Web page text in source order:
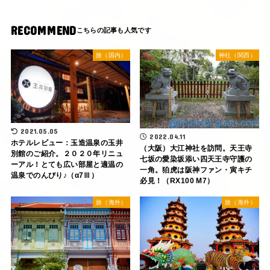
RECOMMEND
旅（国内）
2021.05.05
ホテルレビュー：玉造温泉の玉井
別館のご紹介。２０２０年リニュ
ーアル！とても広い部屋と適温の
温泉でのんびり♪（α7Ⅲ）
神社（関西）
2022.04.11
（大阪）大江神社を訪問。天王寺
七坂の愛染坂添い四天王寺守護の
一角。狛虎は阪神ファン・寅キチ
必見！（RX100 M7）
旅（海外） 旅（海外）